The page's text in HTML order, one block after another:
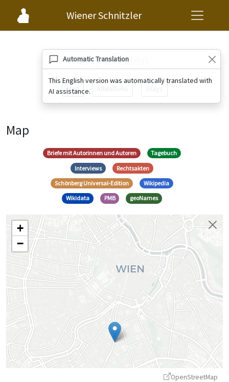
Wiener Schnitzler
Automatic Translation
This English version was automatically translated with
AI assistance.
IV., Wieden
Map
Map
Briefe mit Autorinnen und Autoren
Tagebuch
Interviews
Rechtsakten
Schönberg Universal-Edition
Wikipedia
Wikidata
PMB geoNames
+
−
OpenStreetMap